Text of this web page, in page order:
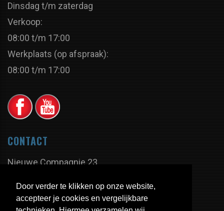
Door verder te klikken op onze website,
accepteer je cookies en vergelijkbare
Dinsdag t/m zaterdag
Verkoop:
08:00 t/m 17:00
Werkplaats (op afspraak):
08:00 t/m 17:00
CONTACT
Nieuwe Compagnie 23
Nederland